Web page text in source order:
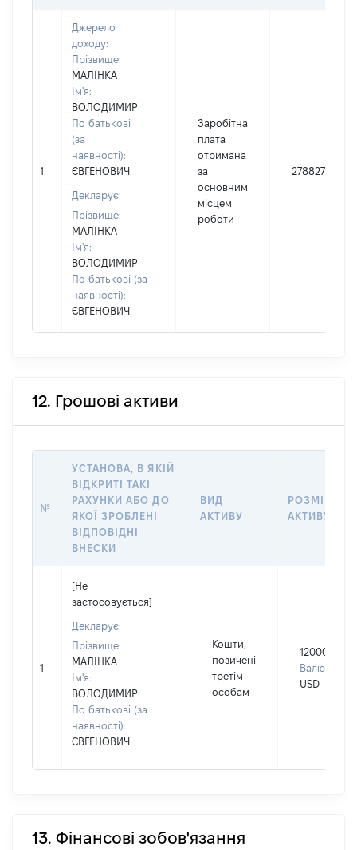
1
Джерело
доходу:
Прізвище:
МАЛІНКА
Ім'я:
ВОЛОДИМИР
По батькові
(за
наявності):
ЄВГЕНОВИЧ
Декларує:
Прізвище:
МАЛІНКА
Ім'я:
ВОЛОДИМИР
По батькові (за
наявності):
ЄВГЕНОВИЧ
Заробітна
плата
отримана
за
основним
місцем
роботи
278827
12. Грошові активи
№
УСТАНОВА, В ЯКІЙ
ВІДКРИТІ ТАКІ
РАХУНКИ АБО ДО
ЯКОЇ ЗРОБЛЕНІ
ВІДПОВІДНІ
ВНЕСКИ
ВИД
АКТИВУ
РОЗМІР
АКТИВУ
1
[Не
застосовується]
Декларує:
Прізвище:
МАЛІНКА
Ім'я:
ВОЛОДИМИР
По батькові (за
наявності):
ЄВГЕНОВИЧ
Кошти,
позичені
третім
особам
120000
Валюта:
USD
13. Фінансові зобов'язання